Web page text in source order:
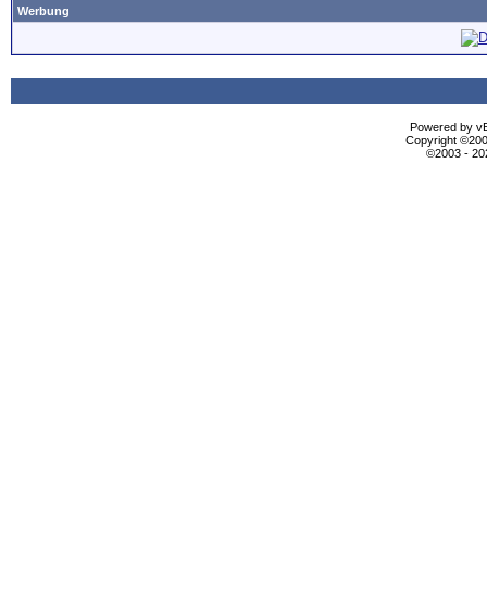
Werbung
Powered by
Copyright
©2003 -